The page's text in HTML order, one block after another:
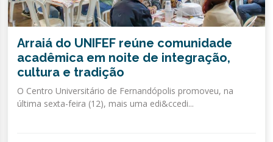
Arraiá do UNIFEF reúne comunidade
acadêmica em noite de integração,
cultura e tradição
O Centro Universitário de Fernandópolis promoveu, na
última sexta-feira (12), mais uma edi&ccedi...